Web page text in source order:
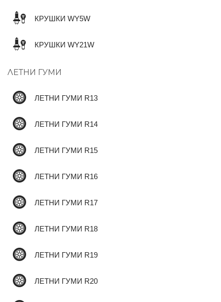
КРУШКИ WY5W
КРУШКИ WY21W
ЛЕТНИ ГУМИ
ЛЕТНИ ГУМИ R13
ЛЕТНИ ГУМИ R14
ЛЕТНИ ГУМИ R15
ЛЕТНИ ГУМИ R16
ЛЕТНИ ГУМИ R17
ЛЕТНИ ГУМИ R18
ЛЕТНИ ГУМИ R19
ЛЕТНИ ГУМИ R20